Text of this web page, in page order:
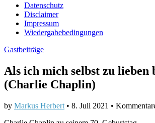
Sub
menu
Datenschutz
Disclaimer
Impressum
Wiedergabebedingungen
Gastbeiträge
Als ich mich selbst zu lieben
(Charlie Chaplin)
by Markus Herbert • 8. Juli 2021 •